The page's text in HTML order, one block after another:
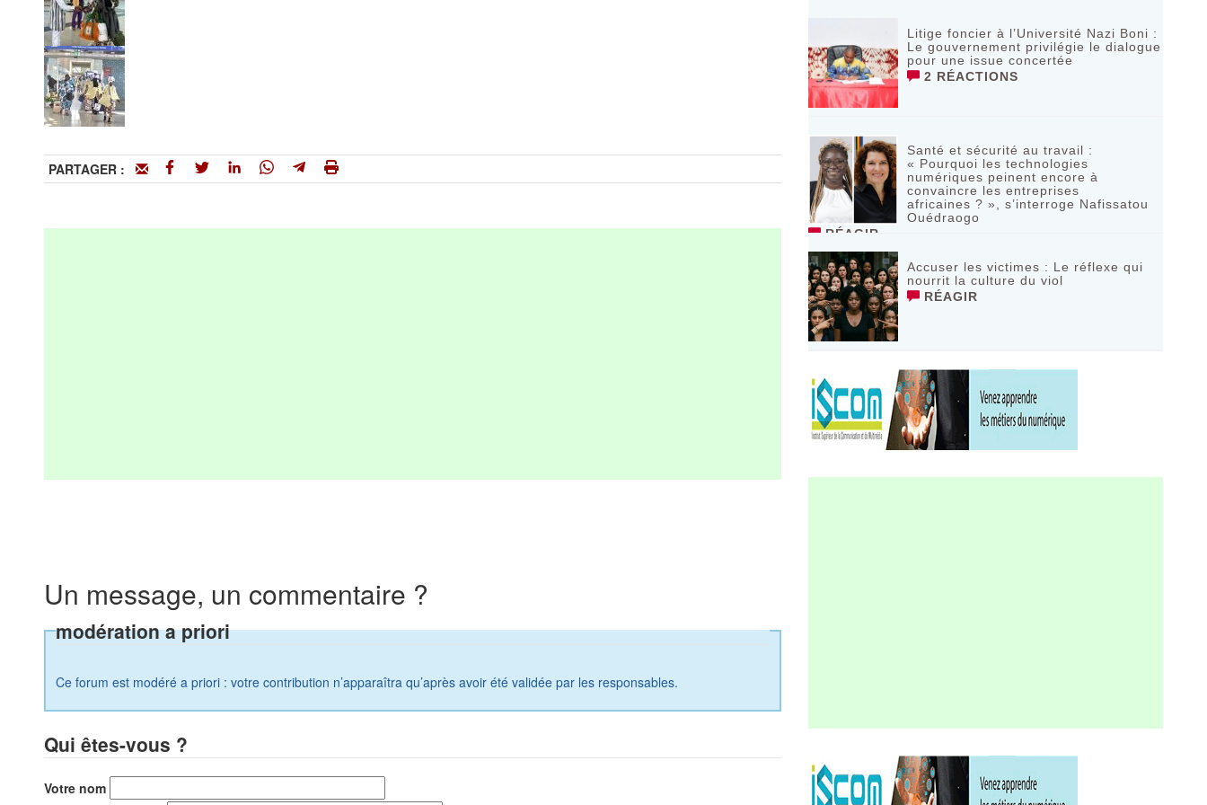
PARTAGER :
Un message, un commentaire ?
modération a priori
Ce forum est modéré a priori : votre contribution n’apparaîtra qu’après avoir été validée par les responsables.
Qui êtes-vous ?
Votre nom
Litige foncier à l’Université Nazi Boni :
Le gouvernement privilégie le dialogue
pour une issue concertée
2 RÉACTIONS
Santé et sécurité au travail :
« Pourquoi les technologies
numériques peinent encore à
convaincre les entreprises
africaines ? », s’interroge Nafissatou
Ouédraogo
RÉAGIR
Accuser les victimes : Le réflexe qui
nourrit la culture du viol
RÉAGIR